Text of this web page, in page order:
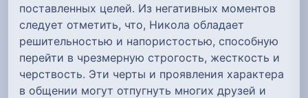
поставленных целей. Из негативных моментов
следует отметить, что, Никола обладает
решительностью и напористостью, способную
перейти в чрезмерную строгость, жесткость и
черствость. Эти черты и проявления характера
в общении могут отпугнуть многих друзей и